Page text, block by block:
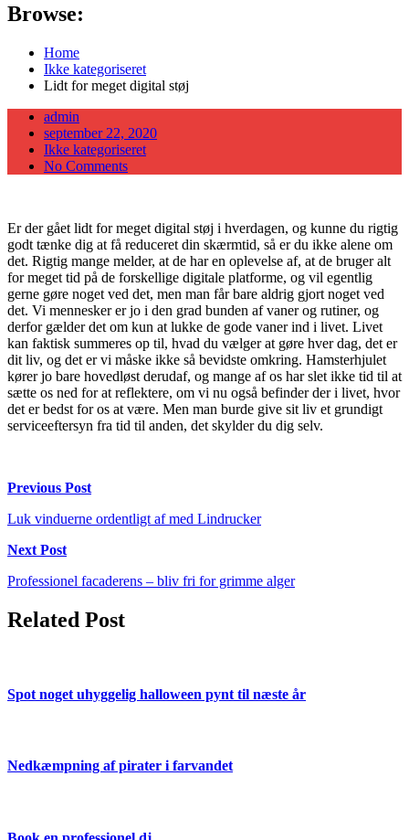
Browse:
Home
Ikke kategoriseret
Lidt for meget digital støj
admin
Posted
on
september 22, 2020
Ikke kategoriseret
No Comments
Er der gået lidt for meget digital støj i hverdagen, og kunne du rigtig
godt tænke dig at få reduceret din skærmtid, så er du ikke alene om
det. Rigtig mange melder, at de har en oplevelse af, at de bruger alt
for meget tid på de forskellige digitale platforme, og vil egentlig
gerne gøre noget ved det, men man får bare aldrig gjort noget ved
det. Vi mennesker er jo i den grad bunden af vaner og rutiner, og
derfor gælder det om kun at lukke de gode vaner ind i livet. Livet
kan faktisk summeres op til, hvad du vælger at gøre hver dag, det er
dit liv, og det er vi måske ikke så bevidste omkring. Hamsterhjulet
kører jo bare hovedløst derudaf, og mange af os har slet ikke tid til at
sætte os ned for at reflektere, om vi nu også befinder der i livet, hvor
det er bedst for os at være. Men man burde give sit liv et grundigt
serviceeftersyn fra tid til anden, det skylder du dig selv.
Indlægsnavigation
Previous Post
Luk vinduerne ordentligt af med Lindrucker
Next Post
Professionel facaderens – bliv fri for grimme alger
Related Post
Spot noget uhyggelig halloween pynt til næste år
Nedkæmpning af pirater i farvandet